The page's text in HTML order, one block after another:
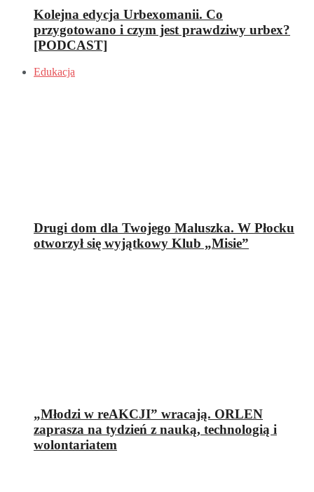
Kolejna edycja Urbexomanii. Co
przygotowano i czym jest prawdziwy urbex?
[PODCAST]
Edukacja
Drugi dom dla Twojego Maluszka. W Płocku
otworzył się wyjątkowy Klub „Misie”
„Młodzi w reAKCJI” wracają. ORLEN
zaprasza na tydzień z nauką, technologią i
wolontariatem